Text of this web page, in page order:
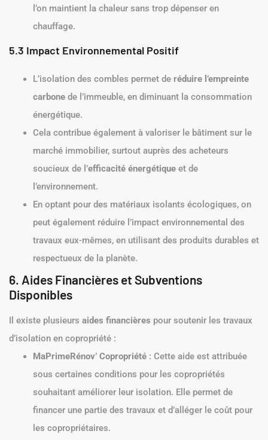
l’on maintient la chaleur sans trop dépenser en
chauffage.
5.3 Impact Environnemental Positif
L’isolation des combles permet de réduire l’empreinte
carbone de l’immeuble, en diminuant la consommation
énergétique.
Cela contribue également à valoriser le bâtiment sur le
marché immobilier, surtout auprès des acheteurs
soucieux de l’efficacité énergétique et de
l’environnement.
En optant pour des matériaux isolants écologiques, on
peut également réduire l’impact environnemental des
travaux eux-mêmes, en utilisant des produits durables et
respectueux de la planète.
6. Aides Financières et Subventions
Disponibles
Il existe plusieurs aides financières pour soutenir les travaux
d’isolation en copropriété :
MaPrimeRénov’ Copropriété : Cette aide est attribuée
sous certaines conditions pour les copropriétés
souhaitant améliorer leur isolation. Elle permet de
financer une partie des travaux et d’alléger le coût pour
les copropriétaires.